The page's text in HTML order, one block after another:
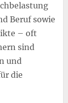
Beruf sowie
– oft
sind
und
die